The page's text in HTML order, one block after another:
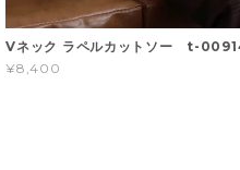
Vネック ラペルカットソー t-
¥8,400